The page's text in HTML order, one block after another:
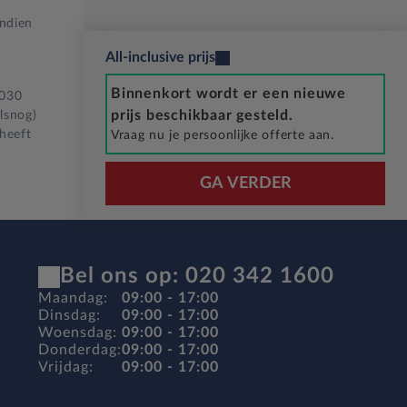
All-inclusive prijs
Binnenkort wordt er een nieuwe
prijs beschikbaar gesteld.
Vraag nu je persoonlijke offerte aan.
GA VERDER
Bel ons op: 020 342 1600
Maandag:
Dinsdag:
Woensdag:
Donderdag:
Vrijdag:
09:00 - 17:00
09:00 - 17:00
09:00 - 17:00
09:00 - 17:00
09:00 - 17:00